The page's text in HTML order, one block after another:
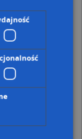
(37-700) (→ 40
(37-700)
(37-700) (→ 43
(37-700)
(37-700) (→ 49